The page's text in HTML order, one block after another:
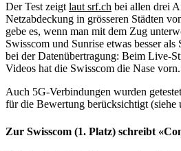
Der Test zeigtlaut srf.ch bei allen drei
Netzabdeckung in grösseren Städten
gebe es, wenn man mit dem Zug
Swisscom und Sunrise etwas besser
bei der Datenübertragung: Beim Live-
Videos hat die Swisscom die Nase
Auch 5G-Verbindungen wurden
für die Bewertung berücksichtigt (siehe
Zur Swisscom (1. Platz) schreibt